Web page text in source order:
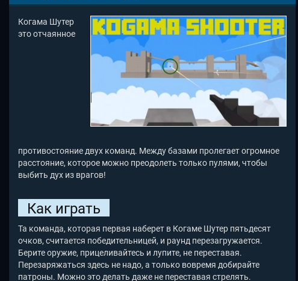
Когама Шутер
это отчаянное
противостояние двух команд. Между базами пролегает огромное
расстояние, которое можно преодолеть только пулями, чтобы
выбить дух из врагов!
Как играть
Та команда, которая первая наберет в Когаме Шутер пятьдесят
очков, считается победительницей, и раунд перезагружается.
Берите оружие, прицеливайтесь и лупите, не переставая.
Перезаряжаться здесь не надо, а только вовремя добирайте
патроны. Можно это делать даже не переставая стрелять.